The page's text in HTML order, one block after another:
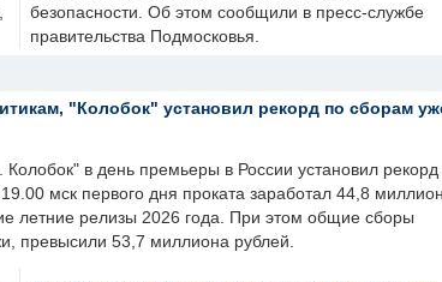
безопасности. Об этом сообщили в пресс-службе
правительства Подмосковья.
"Колобок" установил рекорд по сборам
Колобок" в день премьеры в России установил рекорд
мск первого дня проката заработал 44,8
летние релизы 2026 года. При этом общие сборы
превысили 53,7 миллиона рублей.